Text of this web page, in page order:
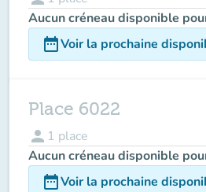
Aucun créneau disponible
date_rangeVoir la prochaine
Place 6022
person 1 place
Aucun créneau disponible
date_rangeVoir la prochaine